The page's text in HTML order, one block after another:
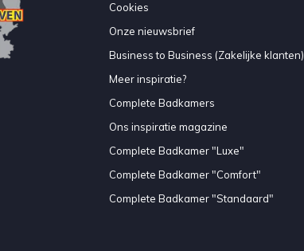
Cookies
Onze nieuwsbrief
Business to Business (Zakelijke klanten)
Meer inspiratie?
Complete Badkamers
Ons inspiratie magazine
Complete Badkamer "Luxe"
Complete Badkamer "Comfort"
Complete Badkamer "Standaard"